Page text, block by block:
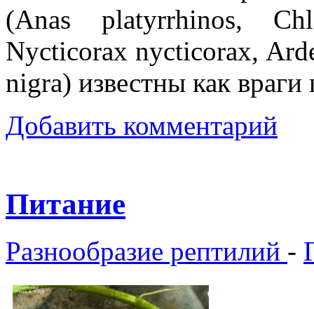
(Anas platyrrhinos,
Nycticorax nycticorax,
nigra) известны как враги
Добавить комментарий
Питание
Разнообразие рептилий -